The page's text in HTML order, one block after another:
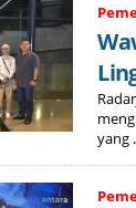
yang .